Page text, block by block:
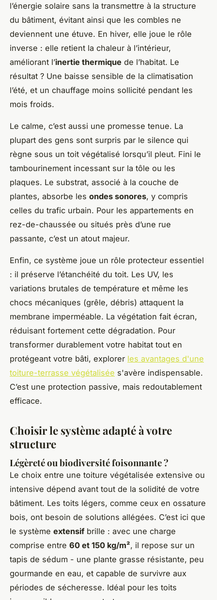
l’énergie solaire sans la transmettre à la structure
du bâtiment, évitant ainsi que les combles ne
deviennent une étuve. En hiver, elle joue le rôle
inverse : elle retient la chaleur à l’intérieur,
améliorant l’inertie thermique de l’habitat. Le
résultat ? Une baisse sensible de la climatisation
l’été, et un chauffage moins sollicité pendant les
mois froids.
Le calme, c’est aussi une promesse tenue. La
plupart des gens sont surpris par le silence qui
règne sous un toit végétalisé lorsqu’il pleut. Fini le
tambourinement incessant sur la tôle ou les
plaques. Le substrat, associé à la couche de
plantes, absorbe les ondes sonores, y compris
celles du trafic urbain. Pour les appartements en
rez-de-chaussée ou situés près d’une rue
passante, c’est un atout majeur.
Enfin, ce système joue un rôle protecteur essentiel
: il préserve l’étanchéité du toit. Les UV, les
variations brutales de température et même les
chocs mécaniques (grêle, débris) attaquent la
membrane imperméable. La végétation fait écran,
réduisant fortement cette dégradation. Pour
transformer durablement votre habitat tout en
protégeant votre bâti, explorer les avantages d'une
toiture-terrasse végétalisée s'avère indispensable.
C’est une protection passive, mais redoutablement
efficace.
Choisir le système adapté à votre
structure
Légèreté ou biodiversité foisonnante ?
Le choix entre une toiture végétalisée extensive ou
intensive dépend avant tout de la solidité de votre
bâtiment. Les toits légers, comme ceux en ossature
bois, ont besoin de solutions allégées. C’est ici que
le système extensifbrille : avec une charge
comprise entre 60 et 150 kg/m², il repose sur un
tapis de sédum - une plante grasse résistante, peu
gourmande en eau, et capable de survivre aux
périodes de sécheresse. Idéal pour les toits